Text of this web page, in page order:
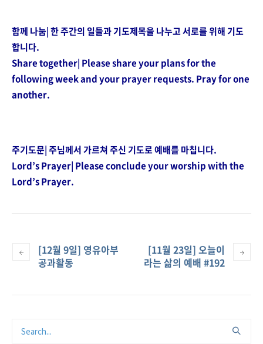
함께 나눔| 한 주간의 일들과 기도제목을 나누고 서로를 위해 기도
합니다.
Share together| Please share your plans for the
following week and your prayer requests. Pray for one
another.
주기도문| 주님께서 가르쳐 주신 기도로 예배를 마칩니다.
Lord’s Prayer| Please conclude your worship with the
Lord’s Prayer.
[12월 9일] 영유아부
공과활동
[11월 23일] 오늘이
라는 삶의 예배 #192